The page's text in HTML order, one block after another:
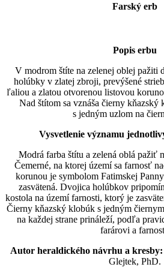
Farský erb
Popis erbu
V modrom štíte na zelenej oblej pažiti
holúbky v zlatej zbroji, prevýšené
ľaliou a zlatou otvorenou listovou
Nad štítom sa vznáša čierny kňazský
s jedným uzlom na
Vysvetlenie významu
Modrá farba štítu a zelená oblá pažiť
Čemerné, na ktorej území sa farnosť
korunou je symbolom Fatimskej
zasvätená. Dvojica holúbkov
kostola na území farnosti, ktorý je
Čierny kňazský klobúk s jedným
na každej strane prináleží, podľa
farárovi a
Autor heraldického návrhu a kresby:
Glejtek, PhD.